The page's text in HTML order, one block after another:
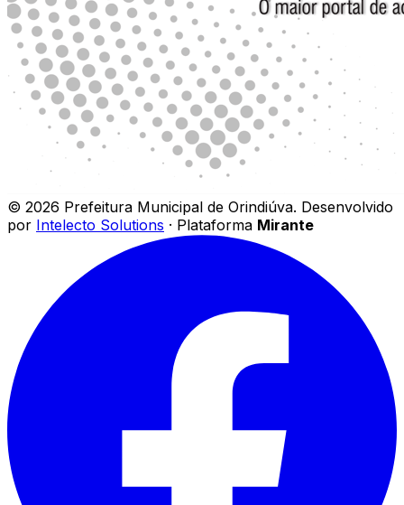
© 2026 Prefeitura Municipal de Orindiúva. Desenvolvido
por Intelecto Solutions · Plataforma Mirante